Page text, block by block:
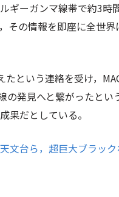
ギーガンマ線帯で約3時
その情報を即座に全世界
という連絡を受け，
の発見へと繋がったとい
果だとしている。
文台ら，超巨大ブラッ